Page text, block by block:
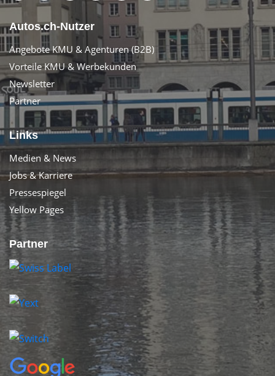
Autos.ch-Nutzer
Angebote KMU & Agenturen (B2B)
Vorteile KMU & Werbekunden
Newsletter
Partner
Links
Medien & News
Jobs & Karriere
Pressespiegel
Yellow Pages
Partner